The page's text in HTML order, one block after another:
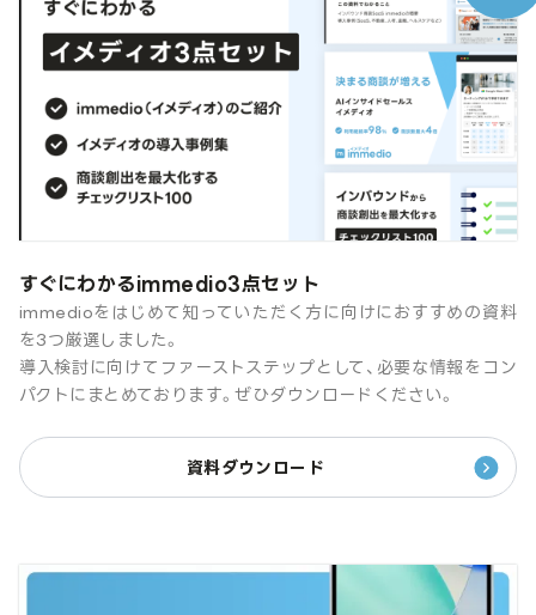
すぐにわかるimmedio3点セット
immedioをはじめて知っていただく方に向けにおすすめの資料
を3つ厳選しました。
導入検討に向けてファーストステップとして、必要な情報をコン
パクトにまとめております。ぜひダウンロードください。
資料ダウンロード